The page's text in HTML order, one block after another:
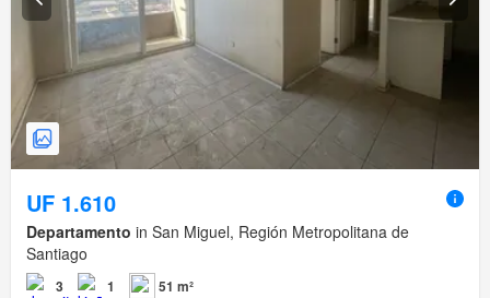
UF 1.610
Departamento in San Miguel, Región Metropolitana de
Santiago
3 1 51 m²